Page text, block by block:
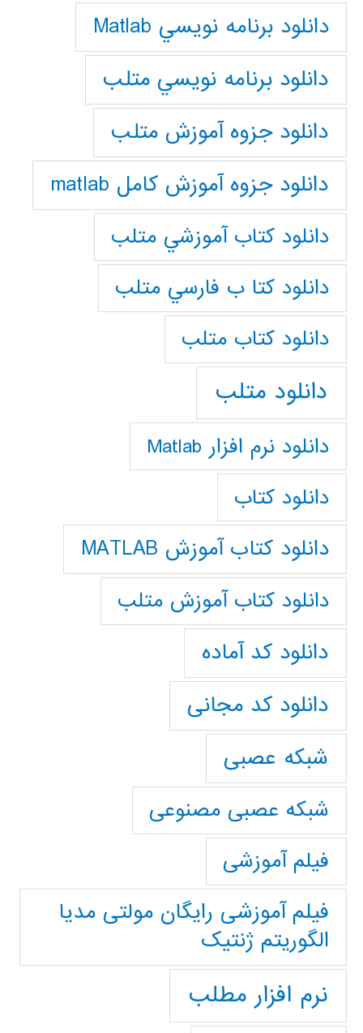
دانلود برنامه نويسي Matlab
دانلود برنامه نويسي متلب
دانلود جزوه آموزش متلب
دانلود جزوه آموزش کامل matlab
دانلود كتاب آموزشي متلب
دانلود كتا ب فارسي متلب
دانلود كتاب متلب
دانلود متلب
دانلود نرم افزار Matlab
دانلود کتاب
دانلود کتاب آموزش MATLAB
دانلود کتاب آموزش متلب
دانلود کد آماده
دانلود کد مجانی
شبکه عصبی
شبکه عصبی مصنوعی
فیلم آموزشی
فیلم آموزشی رایگان مولتی مدیا
الگوریتم ژنتیک
نرم افزار مطلب